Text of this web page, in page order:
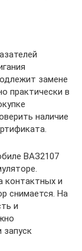
замене
практически в
наличие
ВАЗ2107
контактных и
снимается. На
и
запуск